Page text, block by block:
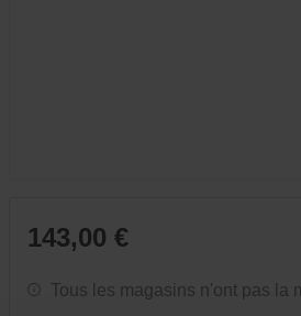
143,00 €
Tous les magasins n'ont pas la